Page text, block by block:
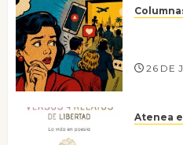
26 DE
Atenea